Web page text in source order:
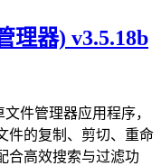
理器) v3.5.18b
件管理器应用程序，
件的复制、剪切、重命
合高效搜索与过滤功